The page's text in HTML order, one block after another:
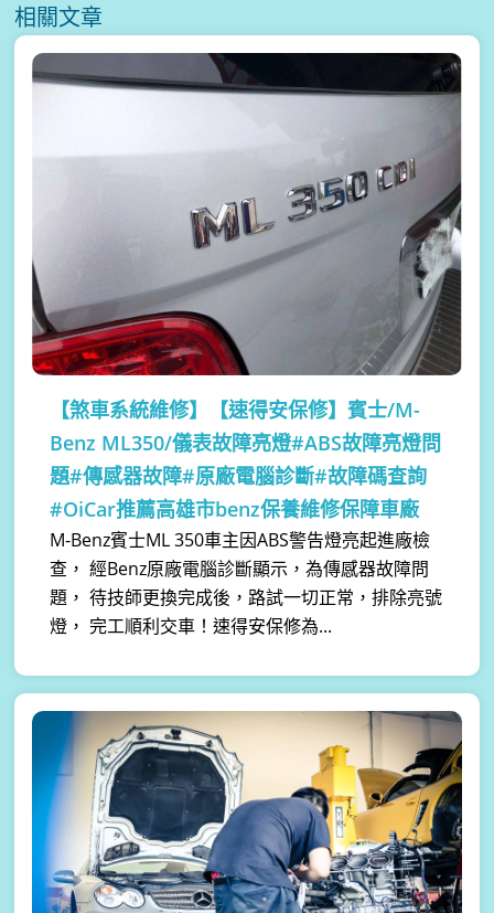
相關文章
【煞車系統維修】
【速得安保修】賓士/M-
Benz ML350/儀表故障亮燈#ABS故障亮燈問
題#傳感器故障#原廠電腦診斷#故障碼查詢
#OiCar推薦高雄市benz保養維修保障車廠
M-Benz賓士ML 350車主因ABS警告燈亮起進廠檢
查， 經Benz原廠電腦診斷顯示，為傳感器故障問
題， 待技師更換完成後，路試一切正常，排除亮號
燈， 完工順利交車！速得安保修為...